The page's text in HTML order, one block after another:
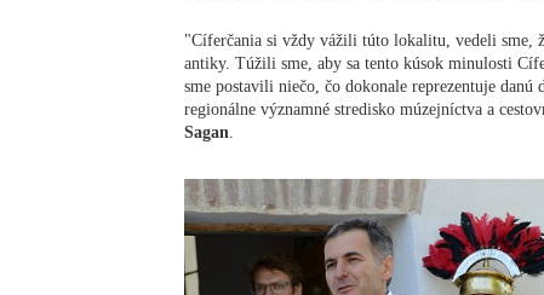
"Cíferčania si vždy vážili túto lokalitu, vedeli sme,
antiky. Túžili sme, aby sa tento kúsok minulosti
sme postavili niečo, čo dokonale reprezentuje
regionálne významné stredisko múzejníctva a
Sagan.